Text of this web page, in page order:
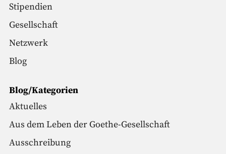
Stipendien
Gesellschaft
Netzwerk
Blog
Blog/Kategorien
Aktuelles
Aus dem Leben der Goethe-Gesellschaft
Ausschreibung